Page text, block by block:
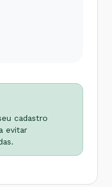
cadastro
evitar